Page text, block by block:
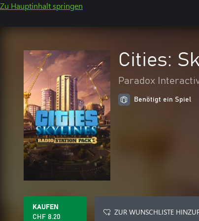
Zu Hauptinhalt springen
Cities:
Paradox
Benötigt ein Spiel
KAUFEN
CHF 8.20
ZUR WUNSCHLISTE